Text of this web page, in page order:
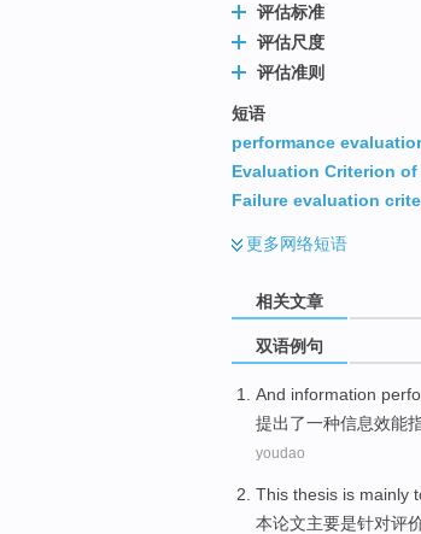
评估标准
评估尺度
评估准则
短语
performance
Evaluation Criterion
Failure evaluation
更多网络短语
相关文章
双语例句
And information
提出了一种信息效能
youdao
This thesis is mainly
本论文主要是针对评